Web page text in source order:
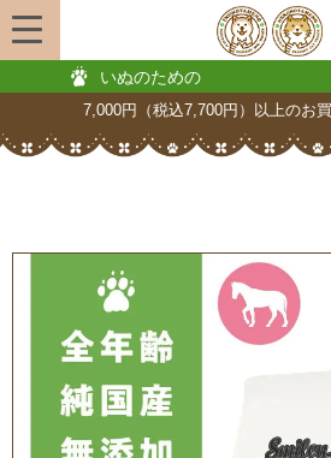
いぬのための
7,000円（税込7,700円）以上のお